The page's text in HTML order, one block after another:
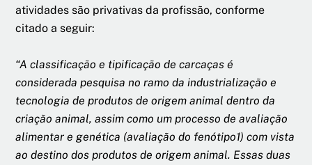
atividades são privativas da profissão, conforme
citado a seguir:
“A classificação e tipificação de carcaças é
considerada pesquisa no ramo da industrialização e
tecnologia de produtos de origem animal dentro da
criação animal, assim como um processo de avaliação
alimentar e genética (avaliação do fenótipo1) com vista
ao destino dos produtos de origem animal. Essas duas